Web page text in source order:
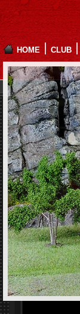
HOME CLUB
{MEDIANAME}